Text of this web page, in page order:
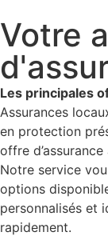
Votre
Les principales
Assurances
en protection
offre
Notre service
options
personnalisés et
rapidement.